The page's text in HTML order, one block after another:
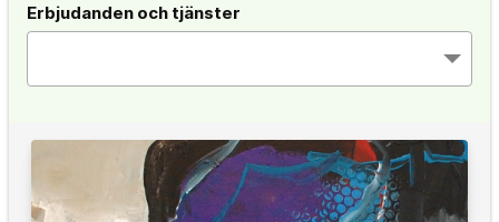
Erbjudanden och tjänster